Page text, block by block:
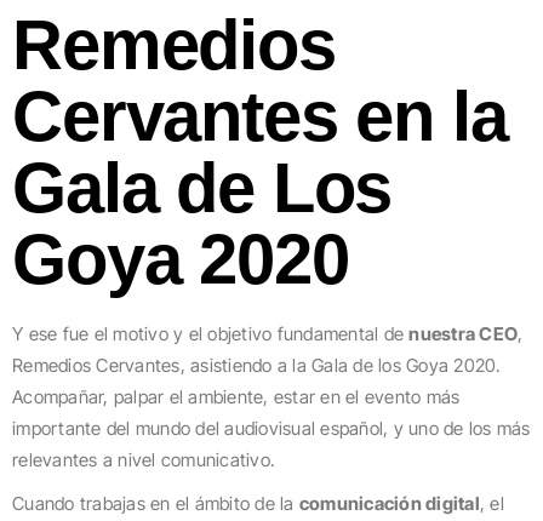
Remedios
Cervantes en la
Gala de Los
Goya 2020
Y ese fue el motivo y el objetivo fundamental denuestra CEO,
Remedios Cervantes, asistiendo a la Gala de los Goya 2020.
Acompañar, palpar el ambiente, estar en el evento más
importante del mundo del audiovisual español, y uno de los más
relevantes a nivel comunicativo.
Cuando trabajas en el ámbito de la comunicación digital, el